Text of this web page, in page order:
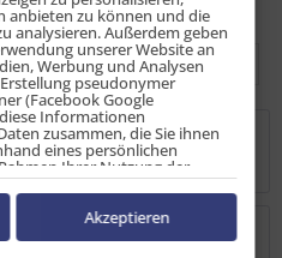
anbieten zu können und die
analysieren. Außerdem geben
unserer Website an
Werbung und Analysen
pseudonymer
(Facebook Google
Informationen
zusammen, die Sie ihnen
eines persönlichen
Ihrer Nutzung der
Nutzungsdaten anderer
von Cookies und Pixeln
indem Sie auf den
klicken und dort die
Akzeptieren